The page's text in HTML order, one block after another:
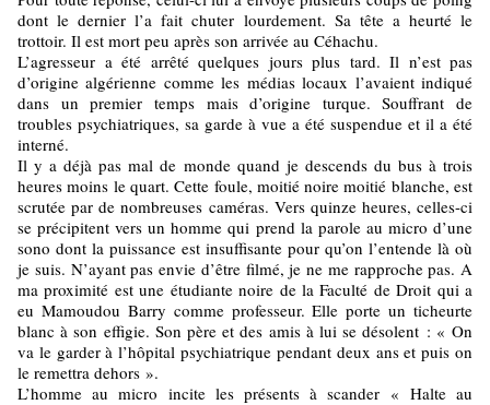
dont le dernier l’a fait chuter lourdement. Sa tête a heurté le
trottoir. Il est mort peu après son arrivée au Céhachu.
L’agresseur a été arrêté quelques jours plus tard. Il n’est pas
d’origine algérienne comme les médias locaux l’avaient indiqué
dans un premier temps mais d’origine turque. Souffrant de
troubles psychiatriques, sa garde à vue a été suspendue et il a été
interné.
Il y a déjà pas mal de monde quand je descends du bus à trois
heures moins le quart. Cette foule, moitié noire moitié blanche, est
scrutée par de nombreuses caméras. Vers quinze heures, celles-ci
se précipitent vers un homme qui prend la parole au micro d’une
sono dont la puissance est insuffisante pour qu’on l’entende là où
je suis. N’ayant pas envie d’être filmé, je ne me rapproche pas. A
ma proximité est une étudiante noire de la Faculté de Droit qui a
eu Mamoudou Barry comme professeur. Elle porte un ticheurte
blanc à son effigie. Son père et des amis à lui se désolent : « On
va le garder à l’hôpital psychiatrique pendant deux ans et puis on
le remettra dehors ».
L’homme au micro incite les présents à scander « Halte au